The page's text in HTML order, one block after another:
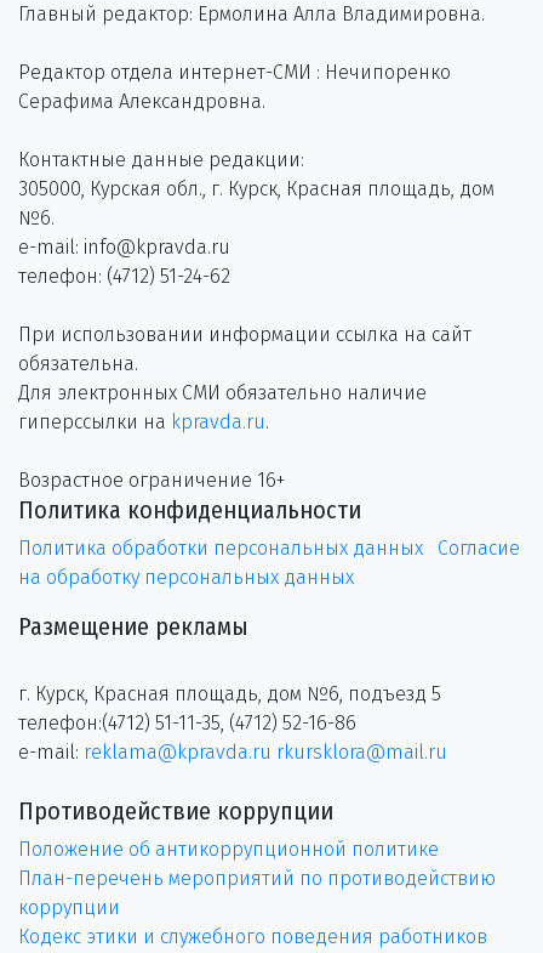
Главный редактор: Ермолина Алла Владимировна.
Редактор отдела интернет-СМИ : Нечипоренко
Серафима Александровна.
Контактные данные редакции:
305000, Курская обл., г. Курск, Красная площадь, дом
№6.
e-mail: info@kpravda.ru
телефон: (4712) 51-24-62
При использовании информации ссылка на сайт
обязательна.
Для электронных СМИ обязательно наличие
гиперссылки на kpravda.ru.
Возрастное ограничение 16+
Политика конфиденциальности
Политика обработки персональных данных
Согласие
на обработку персональных данных
Размещение рекламы
г. Курск, Красная площадь, дом №6, подъезд 5
телефон:(4712) 51-11-35, (4712) 52-16-86
e-mail: reklama@kpravda.ru rkursklora@mail.ru
Противодействие коррупции
Положение об антикоррупционной политике
План-перечень мероприятий по противодействию
коррупции
Кодекс этики и служебного поведения работников